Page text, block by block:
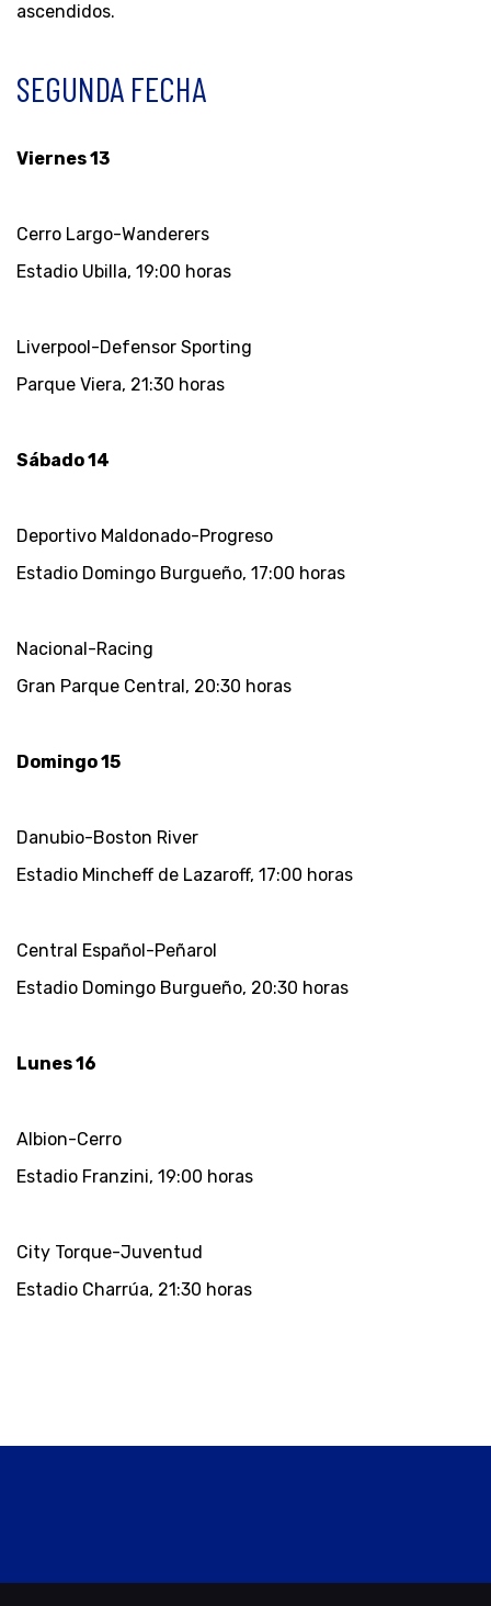
ascendidos.
SEGUNDA FECHA
Viernes 13
Cerro Largo-Wanderers
Estadio Ubilla, 19:00 horas
Liverpool-Defensor Sporting
Parque Viera, 21:30 horas
Sábado 14
Deportivo Maldonado-Progreso
Estadio Domingo Burgueño, 17:00 horas
Nacional-Racing
Gran Parque Central, 20:30 horas
Domingo 15
Danubio-Boston River
Estadio Mincheff de Lazaroff, 17:00 horas
Central Español-Peñarol
Estadio Domingo Burgueño, 20:30 horas
Lunes 16
Albion-Cerro
Estadio Franzini, 19:00 horas
City Torque-Juventud
Estadio Charrúa, 21:30 horas